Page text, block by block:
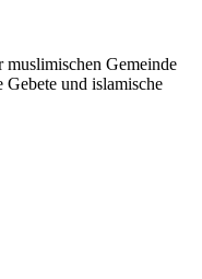
Gemeinde
Gebete und islamische